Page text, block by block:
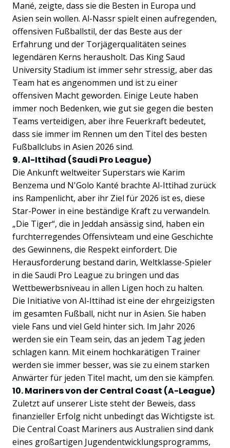
Mané, zeigte, dass sie die Besten in Europa und
Asien sein wollen. Al-Nassr spielt einen aufregenden,
offensiven Fußballstil, der das Beste aus der
Erfahrung und der Torjägerqualitäten seines
legendären Kerns herausholt. Das King Saud
University Stadium ist immer sehr stressig, aber das
Team hat es angenommen und ist zu einer
offensiven Macht geworden. Einige Leute haben
immer noch Bedenken, wie gut sie gegen die besten
Teams verteidigen, aber ihre Feuerkraft bedeutet,
dass sie immer im Rennen um den Titel des besten
Fußballclubs in Asien 2026 sind.
9. Al-Ittihad (Saudi Pro League)
Die Ankunft weltweiter Superstars wie Karim
Benzema und N'Golo Kanté brachte Al-Ittihad zurück
ins Rampenlicht, aber ihr Ziel für 2026 ist es, diese
Star-Power in eine beständige Kraft zu verwandeln.
„Die Tiger“, die in Jeddah ansässig sind, haben ein
furchterregendes Offensivteam und eine Geschichte
des Gewinnens, die Respekt einfordert. Die
Herausforderung bestand darin, Weltklasse-Spieler
in die Saudi Pro League zu bringen und das
Wettbewerbsniveau in allen Ligen hoch zu halten.
Die Initiative von Al-Ittihad ist eine der ehrgeizigsten
im gesamten Fußball, nicht nur in Asien. Sie haben
viele Fans und viel Geld hinter sich. Im Jahr 2026
werden sie ein Team sein, das an jedem Tag jeden
schlagen kann. Mit einem hochkarätigen Trainer
werden sie immer besser, was sie zu einem starken
Anwärter für jeden Titel macht, um den sie kämpfen.
10. Mariners von der Central Coast (A-League)
Zuletzt auf unserer Liste steht der Beweis, dass
finanzieller Erfolg nicht unbedingt das Wichtigste ist.
Die Central Coast Mariners aus Australien sind dank
eines großartigen Jugendentwicklungsprogramms,